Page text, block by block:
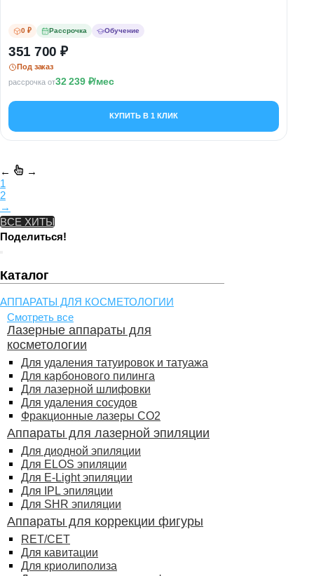
0 ₽ Рассрочка Обучение
351 700
Под заказ
рассрочка от32 239 /мес
КУПИТЬ В 1 КЛИК
←
→
1
2
→
ВСЕ ХИТЫ
Поделиться!
Каталог
АППАРАТЫ ДЛЯ КОСМЕТОЛОГИИ
Смотреть все
Лазерные аппараты для
косметологии
Для удаления татуировок и татуажа
Для карбонового пилинга
Для лазерной шлифовки
Для удаления сосудов
Фракционные лазеры СО2
Аппараты для лазерной эпиляции
Для диодной эпиляции
Для ELOS эпиляции
Для E-Light эпиляции
Для IPL эпиляции
Для SHR эпиляции
Аппараты для коррекции фигуры
RET/CET
Для кавитации
Для криолиполиза